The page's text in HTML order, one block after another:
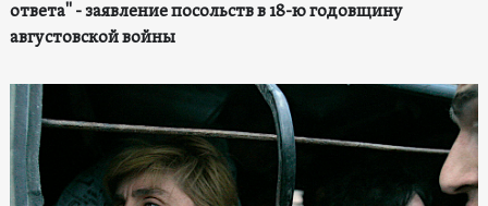
ответа" - заявление посольств в 18-ю годовщину
августовской войны